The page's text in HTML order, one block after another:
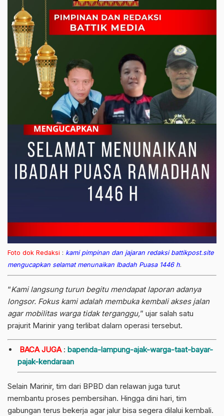
Foto dok Redaksi : kami pimpinan dan jajaran redaksi battikpost.site
mengucapkan selamat menunaikan Ibadah Puasa 1446 h.
“Kami langsung turun begitu mendapat laporan adanya
longsor. Fokus kami adalah membuka kembali akses jalan
agar mobilitas warga tidak terganggu,” ujar salah satu
prajurit Marinir yang terlibat dalam operasi tersebut.
BACA JUGA: bapenda-lampung-ajak-warga-taat-bayar-
pajak-kendaraan
Selain Marinir, tim dari BPBD dan relawan juga turut
membantu proses pembersihan. Hingga dini hari, tim
gabungan terus bekerja agar jalur bisa segera dilalui kembali.